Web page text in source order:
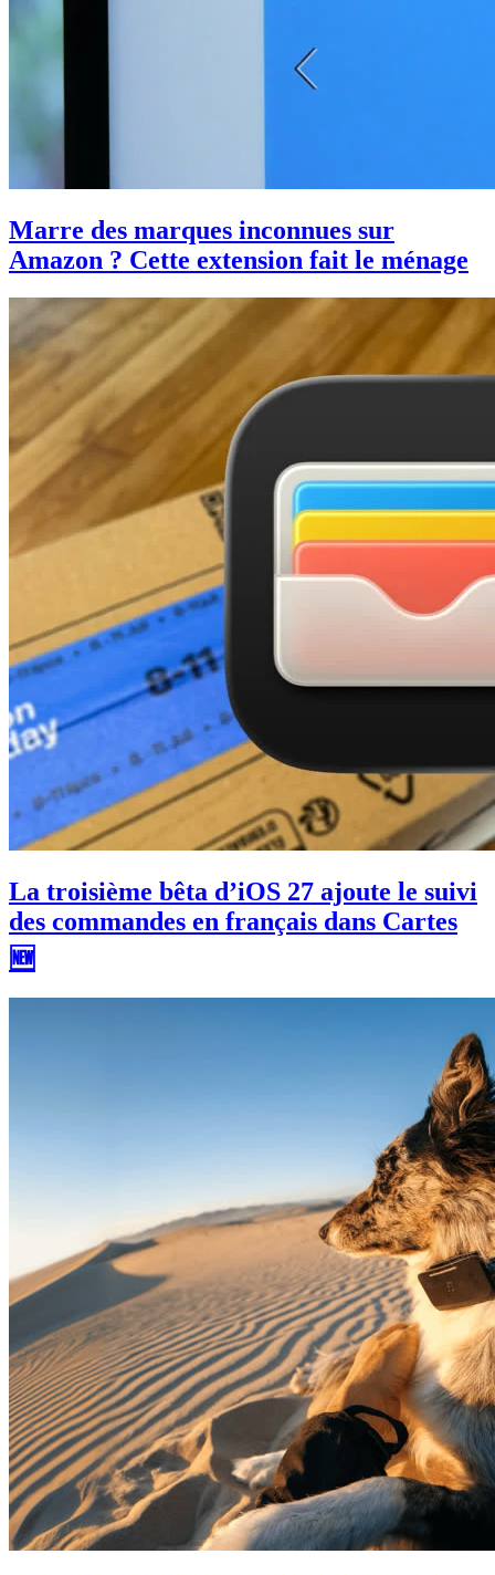
Marre des marques inconnues sur
Amazon ? Cette extension fait le ménage
La troisième bêta d’iOS 27 ajoute le suivi
des commandes en français dans Cartes
🆕